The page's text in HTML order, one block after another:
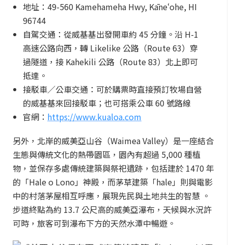
地址：49-560 Kamehameha Hwy, Kāneʻohe, HI
96744
自駕交通：從威基基出發開車約 45 分鐘。沿 H-1
高速公路向西，轉 Likelike 公路（Route 63）穿
過隧道，接 Kahekili 公路（Route 83）北上即可
抵達。
接駁車／公車交通：可於購票時直接預訂牧場自營
的威基基來回接駁車；也可搭乘公車 60 號路線
官網： https://www.kualoa.com
另外，北岸的威美亞山谷（Waimea Valley）是一座結合
生態與傳統文化的熱帶園區，園內有超過 5,000 種植
物，並保存多處傳統建築與祭祀遺跡，包括建於 1470 年
的「Hale o Lono」神殿，而茅草建築「hale」則與電影
中的村落茅屋相互呼應，展現先民與土地共生的智慧 。
步道終點為約 13.7 公尺高的威美亞瀑布，天候與水況許
可時，旅客可到瀑布下方的天然水潭中暢遊。